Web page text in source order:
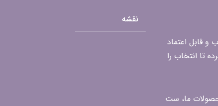
و قابل اعتماد
تا انتخاب را
ما، ست
نقشه